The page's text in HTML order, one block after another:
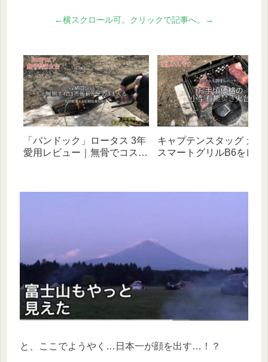
←横スクロール可。クリックで記事へ。→
「バンドック」ロータス 3年
愛用レビュー｜無骨でコスパ
キャプテンスタッグ カマ
スマートグリルB6をレビ
と、ここでようやく…日本一が顔を出す…！？